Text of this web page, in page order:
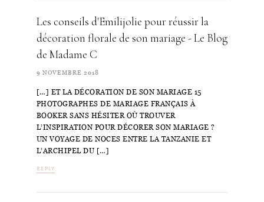
Les conseils d'Emilijolie pour réussir la
décoration florale de son mariage - Le Blog
de Madame C
9 NOVEMBRE 2018
[…] ET LA DÉCORATION DE SON MARIAGE 15
PHOTOGRAPHES DE MARIAGE FRANÇAIS À
BOOKER SANS HÉSITER OÙ TROUVER
L’INSPIRATION POUR DÉCORER SON MARIAGE ?
UN VOYAGE DE NOCES ENTRE LA TANZANIE ET
L’ARCHIPEL DU […]
REPLY